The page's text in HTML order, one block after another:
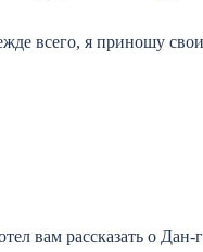
всего, я приношу
вам рассказать о